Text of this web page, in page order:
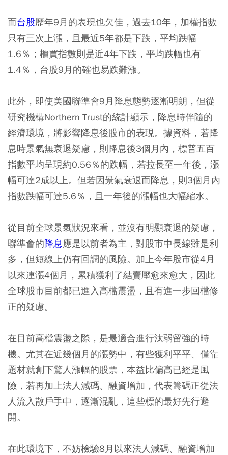
而台股歷年9月的表現也欠佳，過去10年，加權指數
只有三次上漲，且最近5年都是下跌，平均跌幅
1.6％；櫃買指數則是近4年下跌，平均跌幅也有
1.4％，台股9月的確也易跌難漲。
此外，即使美國聯準會9月降息態勢逐漸明朗，但從
研究機構Northern Trust的統計顯示，降息時伴隨的
經濟環境，將影響降息後股市的表現。據資料，若降
息時景氣無衰退疑慮，則降息後3個月內，標普五百
指數平均呈現約0.56％的跌幅，若拉長至一年後，漲
幅可達2成以上。但若因景氣衰退而降息，則3個月內
指數跌幅可達5.6％，且一年後的漲幅也大幅縮水。
從目前全球景氣狀況來看，並沒有明顯衰退的疑慮，
聯準會的降息應是以前者為主，對股市中長線雖是利
多，但短線上仍有回調的風險。加上今年股市從4月
以來連漲4個月，累積獲利了結賣壓愈來愈大，因此
全球股市目前都已進入高檔震盪，且有進一步回檔修
正的疑慮。
在目前高檔震盪之際，是最適合進行汰弱留強的時
機。尤其在近幾個月的漲勢中，有些獲利平平、僅靠
題材就創下驚人漲幅的股票，本益比偏高已經是風
險，若再加上法人減碼、融資增加，代表籌碼正從法
人流入散戶手中，逐漸混亂，這些標的最好先行避
開。
在此環境下，不妨檢驗8月以來法人減碼、融資增加